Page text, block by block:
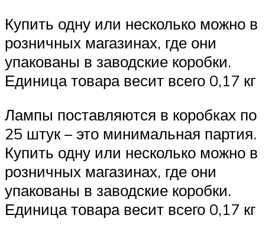
Купить одну или несколько можно в
розничных магазинах, где они
упакованы в заводские коробки.
Единица товара весит всего 0,17 кг
Лампы поставляются в коробках по
25 штук – это минимальная партия.
Купить одну или несколько можно в
розничных магазинах, где они
упакованы в заводские коробки.
Единица товара весит всего 0,17 кг